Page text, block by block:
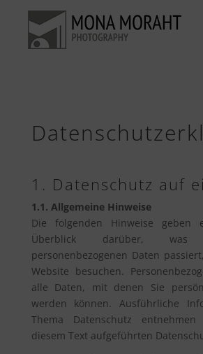
1. Datenschutz auf
1.1. Allgemeine Hinweise
Die folgenden Hinweise geben
Überblick darüber,
personenbezogenen Daten
Website besuchen.
alle Daten, mit denen Sie
werden können. Ausführliche
Thema Datenschutz
diesem Text aufgeführten